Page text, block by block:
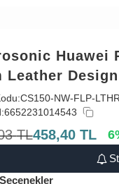
Huawei
Leather
CS150-NW-FLP-
6652231014543
TL458,40 TL 6